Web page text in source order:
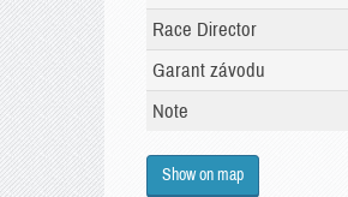
Race Director
Garant závodu
Note
Show on map